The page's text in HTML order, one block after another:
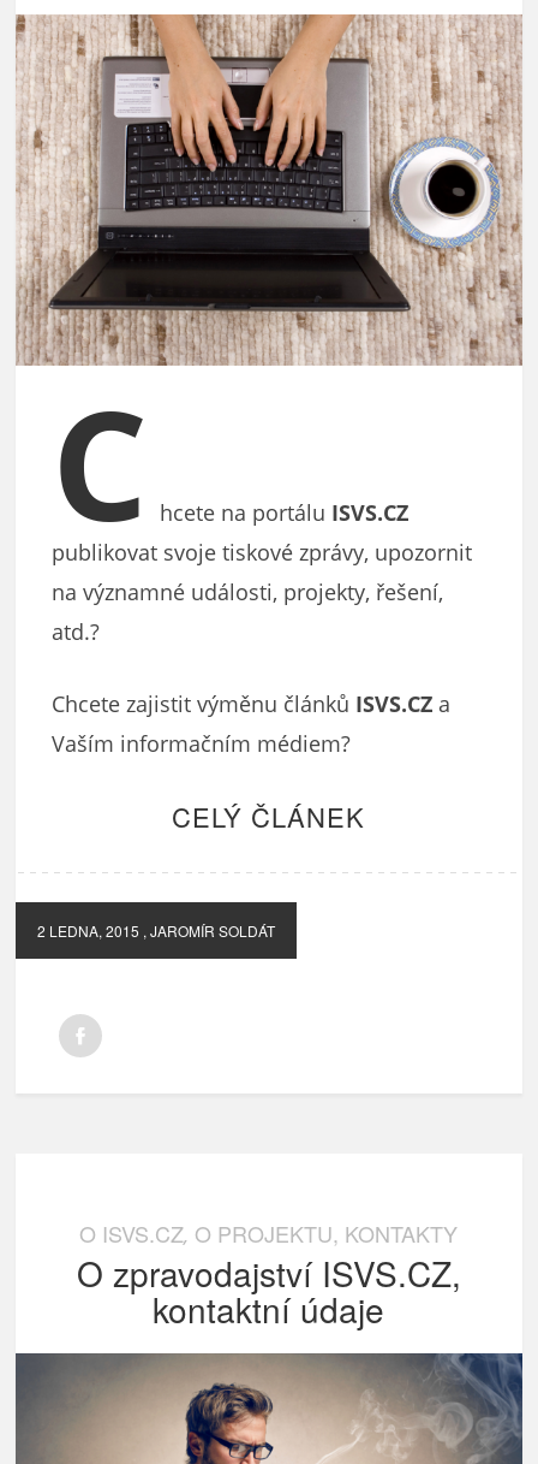
C hcete na portálu ISVS.CZ
publikovat svoje tiskové zprávy, upozornit
na významné události, projekty, řešení,
atd.?
Chcete zajistit výměnu článků ISVS.CZ a
Vaším informačním médiem?
CELÝ ČLÁNEK
2 LEDNA, 2015 , JAROMÍR SOLDÁT
O ISVS.CZ, O PROJEKTU, KONTAKTY
O zpravodajství ISVS.CZ,
kontaktní údaje